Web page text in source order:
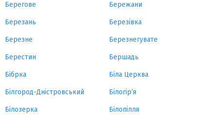
Берегове Бережани
Березань Березівка
Березне Березнегувате
Берестин Бершадь
Бібрка Біла Церква
Білгород-Дністровський Білогір’я
Білозерка Білопілля